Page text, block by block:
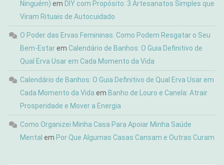
Ninguém) em DIY com Propósito: 3 Artesanatos Simples que
Viram Rituais de Autocuidado
O Poder das Ervas Femininas: Como Podem Resgatar o Seu
Bem-Estarem Calendário de Banhos: O Guia Definitivo de
Qual Erva Usar em Cada Momento da Vida
Calendário de Banhos: O Guia Definitivo de Qual Erva Usar em
Cada Momento da Vida em Banho de Louro e Canela: Atrair
Prosperidade e Mover a Energia
Como Organizei Minha Casa Para Apoiar Minha Saúde
Mental em Por Que Algumas Casas Cansam e Outras Curam